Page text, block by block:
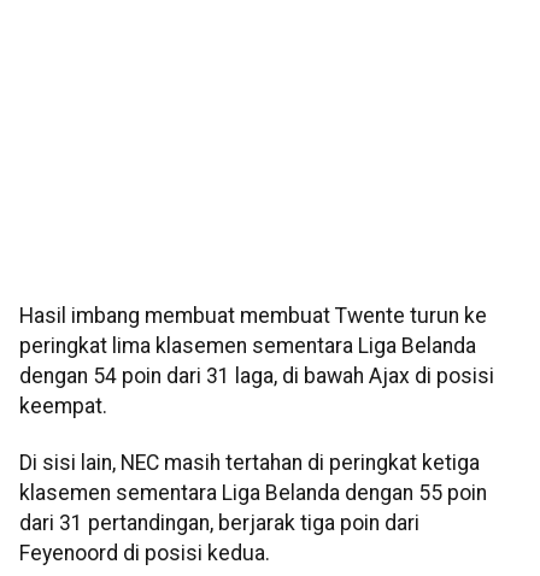
Hasil imbang membuat membuat Twente turun ke
peringkat lima klasemen sementara Liga Belanda
dengan 54 poin dari 31 laga, di bawah Ajax di posisi
keempat.
Di sisi lain, NEC masih tertahan di peringkat ketiga
klasemen sementara Liga Belanda dengan 55 poin
dari 31 pertandingan, berjarak tiga poin dari
Feyenoord di posisi kedua.